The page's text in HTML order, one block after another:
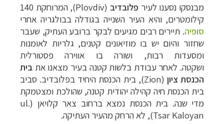
מבנסקו נסענו לעיר פלובדיב (
Plovdiv
), המרוחקת 140
קילומטרים, והיא העיר השנייה בגודלה בבולגריה אחרי
סופיה. תיירים רבים מגיעים לבקר ברובע העתיק, שעבר
שחזור והיום יש בו מוזיאונים קטנים, גלריות לאומנות
ומסעדות רבות, ושורה בו אווירה פסטורלית
ושקטה. לאחר עבודת בלשות קטנה בעיר מצאנו את בית
הכנסתציון (
Zion), בית הכנסת היחיד בפלובדיב. סביב
בית הכנסת חיה קהילה יהודית קטנה, שהולכת ומצטמקת
מדי שנה. בית הכנסת נמצא ברחוב צאר קלויאן (ul.
Tsar Kaloyan), לא הרחק מהעיר העתיקה.